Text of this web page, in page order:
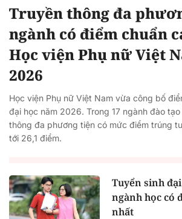
Truyền thông đa
ngành có điểm chuẩn
Học viện Phụ nữ Việt
2026
Học viện Phụ nữ Việt Nam vừa công bố
đại học năm 2026. Trong 17 ngành đào
thông đa phương tiện có mức điểm trúng
tới 26,1 điểm.
Tuyển sinh
ngành học có
nhất